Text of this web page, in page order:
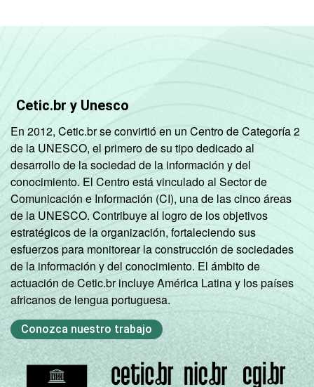
Cetic.br y Unesco
En 2012, Cetic.br se convirtió en un Centro de Categoría 2
de la UNESCO, el primero de su tipo dedicado al
desarrollo de la sociedad de la información y del
conocimiento. El Centro está vinculado al Sector de
Comunicación e Información (CI), una de las cinco áreas
de la UNESCO. Contribuye al logro de los objetivos
estratégicos de la organización, fortaleciendo sus
esfuerzos para monitorear la construcción de sociedades
de la información y del conocimiento. El ámbito de
actuación de Cetic.br incluye América Latina y los países
africanos de lengua portuguesa.
Conozca nuestro trabajo